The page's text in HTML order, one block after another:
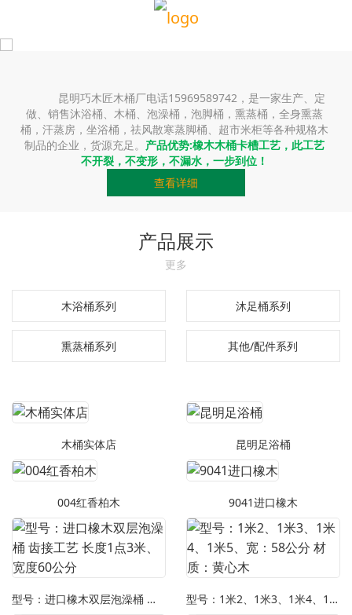
昆明巧木匠木桶厂电话15969589742，是一家生产、定
做、销售沐浴桶、木桶、泡澡桶，泡脚桶，熏蒸桶，全身熏蒸
桶，汗蒸房，坐浴桶，祛风散寒蒸脚桶、超市米柜等各种规格木
制品的企业，货源充足。 产品优势:橡木木桶卡槽工艺，此工艺
不开裂，不变形，不漏水，一步到位！
查看详细
产品展示
更多
木浴桶系列 沐足桶系列
熏蒸桶系列 其他/配件系列
木桶实体店 昆明足浴桶
004红香柏木 9041进口橡木
型号：进口橡木双层泡澡桶 齿接工艺 长度1点3米、宽度60公分 型号：1米2、1米3、1米4、1米5、宽：58公分 材质：黄心木